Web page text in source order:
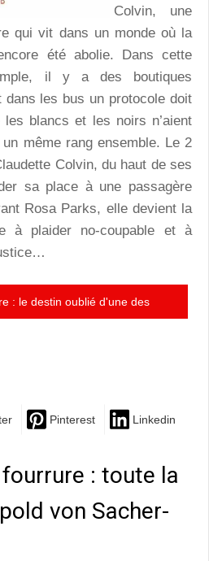
Colvin, une
qui vit dans un monde où la
été abolie. Dans cette
il y a des boutiques
les bus un protocole doit
blancs et les noirs n’aient
même rang ensemble. Le 2
Colvin, du haut de ses
sa place à une passagère
Rosa Parks, elle devient la
à plaider no-coupable et à
: le destin oublié d'une des
Pinterest Linkedin
fourrure : toute la
von Sacher-